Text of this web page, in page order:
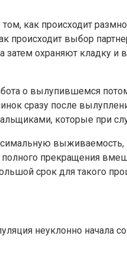
как происходит
выбор
охраняют кладку
о вылупившемся
сразу после
которые при
прекращения
срок для такого
неуклонно начала